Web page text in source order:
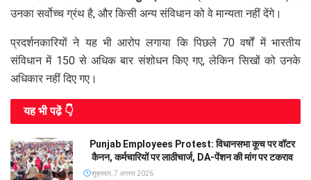
उनका सर्वोच्च ग्रंथ है, और किसी अन्य संविधान को वे मान्यता नहीं देंगे।
प्रदर्शनकारियों ने यह भी आरोप लगाया कि पिछले 70 वर्षों में भारतीय
संविधान में 150 से अधिक बार संशोधन किए गए, लेकिन सिखों को उनके
अधिकार नहीं दिए गए।
यह भी पढे़ं 👇
Punjab Employees Protest: विधानसभा कूच पर वॉटर
कैनन, कर्मचारियों पर लाठीचार्ज, DA-पेंशन की मांग पर टकराव
शुक्रवार, 7 अगस्त 2026